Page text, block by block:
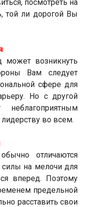
посмотреть на
той ли дорогой Вы
может возникнуть
Вам следует
сфере для
Но с другой
лидерству во всем.
отличаются
силы на мелочи для
вперед. Поэтому
предельной
расставить свои